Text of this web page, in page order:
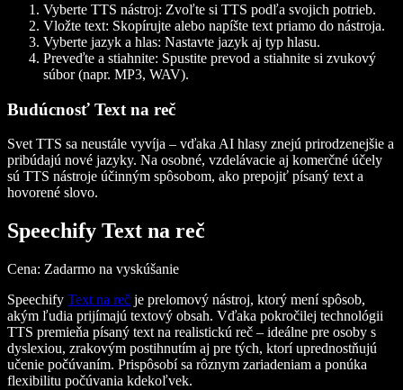
Vyberte TTS nástroj: Zvoľte si TTS podľa svojich potrieb.
Vložte text: Skopírujte alebo napíšte text priamo do nástroja.
Vyberte jazyk a hlas: Nastavte jazyk aj typ hlasu.
Preveďte a stiahnite: Spustite prevod a stiahnite si zvukový
súbor (napr. MP3, WAV).
Budúcnosť Text na reč
Svet TTS sa neustále vyvíja – vďaka AI hlasy znejú prirodzenejšie a
pribúdajú nové jazyky. Na osobné, vzdelávacie aj komerčné účely
sú TTS nástroje účinným spôsobom, ako prepojiť písaný text a
hovorené slovo.
Speechify Text na reč
Cena: Zadarmo na vyskúšanie
Speechify Text na reč je prelomový nástroj, ktorý mení spôsob,
akým ľudia prijímajú textový obsah. Vďaka pokročilej technológii
TTS premieňa písaný text na realistickú reč – ideálne pre osoby s
dyslexiou, zrakovým postihnutím aj pre tých, ktorí uprednostňujú
učenie počúvaním. Prispôsobí sa rôznym zariadeniam a ponúka
flexibilitu počúvania kdekoľvek.